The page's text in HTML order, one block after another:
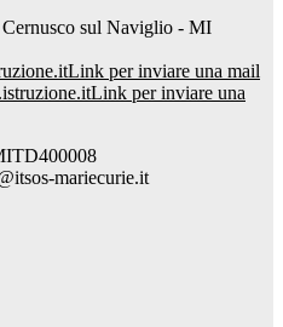
sul Naviglio - MI
Link per inviare una mail
Link per inviare una
mariecurie.it